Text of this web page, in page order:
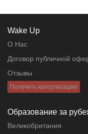
Wake Up
О Нас
Договор публичной
Отзывы
Получить консультацию
Образование за
Великобритания